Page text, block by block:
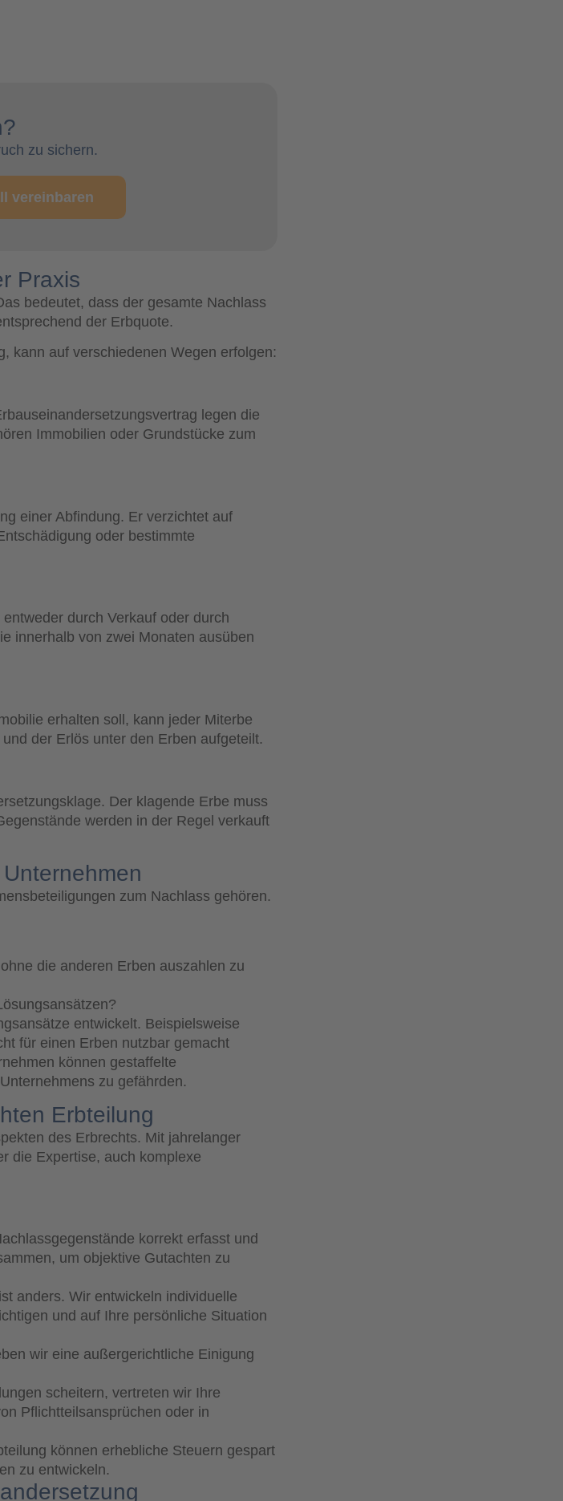
zu sichern.
vereinbaren
Praxis
bedeutet, dass der gesamte Nachlass
der Erbquote.
kann auf verschiedenen Wegen erfolgen:
legen die
Immobilien oder Grundstücke zum
einer Abfindung. Er verzichtet auf
oder bestimmte
durch Verkauf oder durch
innerhalb von zwei Monaten ausüben
erhalten soll, kann jeder Miterbe
der Erlös unter den Erben aufgeteilt.
Der klagende Erbe muss
werden in der Regel verkauft
zum Nachlass gehören.
die anderen Erben auszahlen zu
entwickelt. Beispielsweise
für einen Erben nutzbar gemacht
können gestaffelte
zu gefährden.
Erbteilung
des Erbrechts. Mit jahrelanger
die Expertise, auch komplexe
korrekt erfasst und
um objektive Gutachten zu
anders. Wir entwickeln individuelle
und auf Ihre persönliche Situation
wir eine außergerichtliche Einigung
scheitern, vertreten wir Ihre
Pflichtteilsansprüchen oder in
können erhebliche Steuern gespart
zu entwickeln.